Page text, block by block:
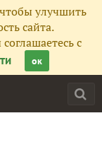
улучшить
сайта.
с
ок